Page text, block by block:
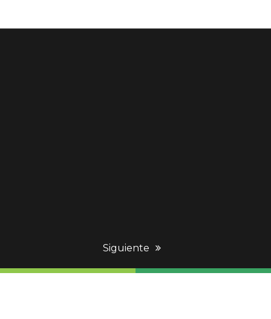
next
Siguiente